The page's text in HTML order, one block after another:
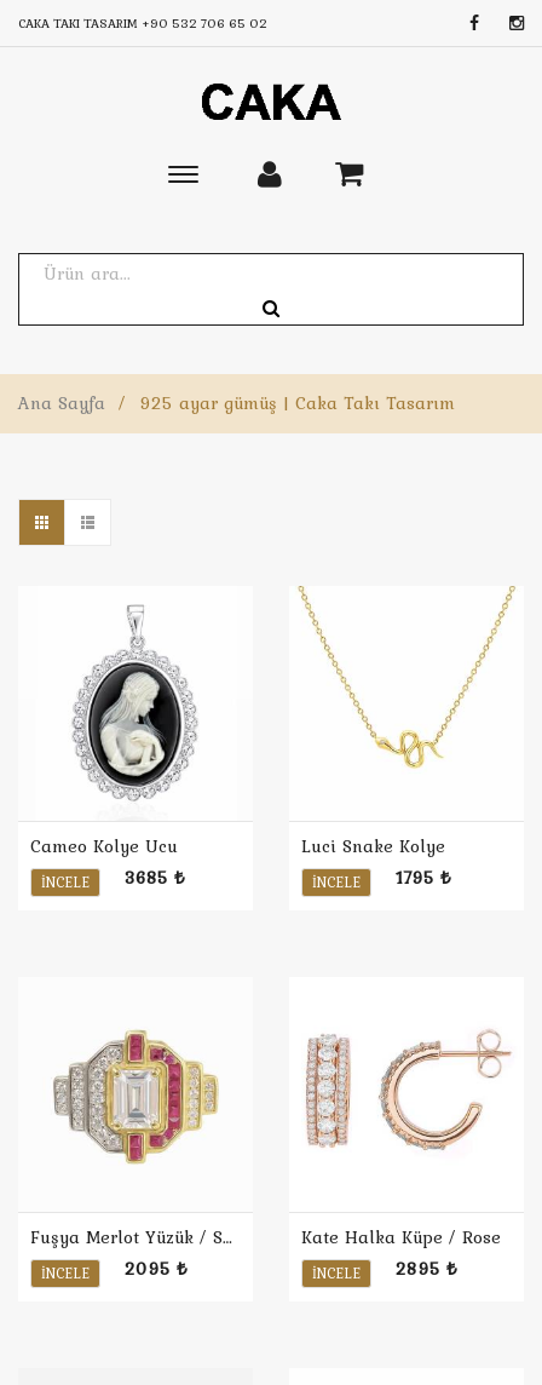
CAKA TAKI TASARIM +90 532 706 65 02
Toggle
Ana Sayfa / 925 ayar gümüş | Caka Takı Tasarım
Cameo Kolye Ucu
İNCELE 3685 ₺
Luci Snake Kolye
İNCELE 1795 ₺
Fuşya Merlot Yüzük / Sarı
İNCELE 2095 ₺
Kate Halka Küpe / Rose
İNCELE 2895 ₺